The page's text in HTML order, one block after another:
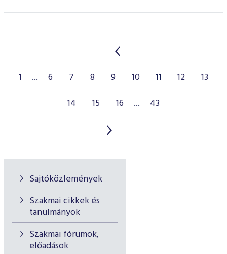
Sajtóközlemények
Szakmai cikkek és
tanulmányok
Szakmai fórumok,
előadások
1 ... 6 7 8 9 10 11 12
13
14
15 16 ... 43